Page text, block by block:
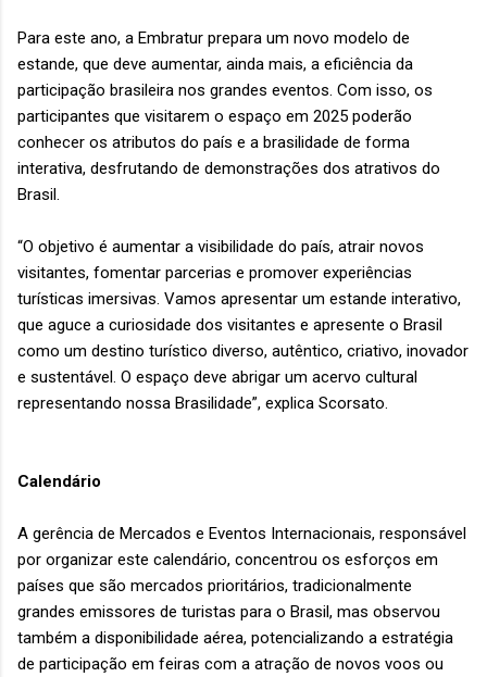
Para este ano, a Embratur prepara um novo modelo de
estande, que deve aumentar, ainda mais, a eficiência da
participação brasileira nos grandes eventos. Com isso, os
participantes que visitarem o espaço em 2025 poderão
conhecer os atributos do país e a brasilidade de forma
interativa, desfrutando de demonstrações dos atrativos do
Brasil.
“O objetivo é aumentar a visibilidade do país, atrair novos
visitantes, fomentar parcerias e promover experiências
turísticas imersivas. Vamos apresentar um estande interativo,
que aguce a curiosidade dos visitantes e apresente o Brasil
como um destino turístico diverso, autêntico, criativo, inovador
e sustentável. O espaço deve abrigar um acervo cultural
representando nossa Brasilidade”, explica Scorsato.
Calendário
A gerência de Mercados e Eventos Internacionais, responsável
por organizar este calendário, concentrou os esforços em
países que são mercados prioritários, tradicionalmente
grandes emissores de turistas para o Brasil, mas observou
também a disponibilidade aérea, potencializando a estratégia
de participação em feiras com a atração de novos voos ou